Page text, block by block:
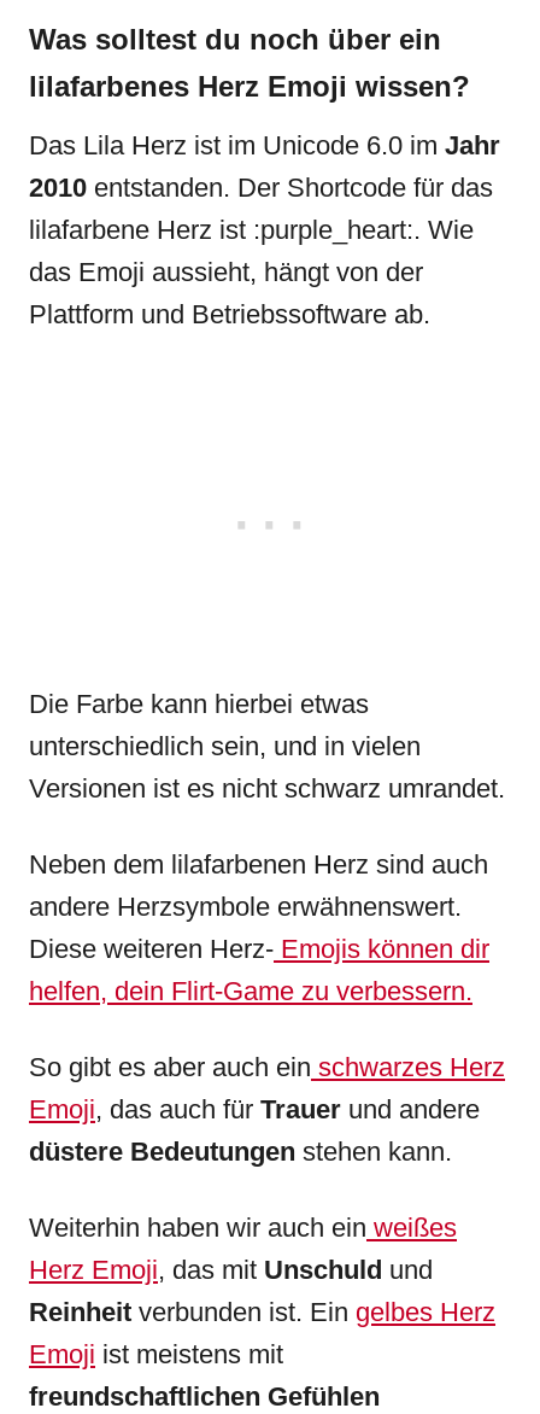
Was solltest du noch über ein
lilafarbenes Herz Emoji wissen?
Das Lila Herz ist im Unicode 6.0 im Jahr
2010 entstanden. Der Shortcode für das
lilafarbene Herz ist :purple_heart:. Wie
das Emoji aussieht, hängt von der
Plattform und Betriebssoftware ab.
Die Farbe kann hierbei etwas
unterschiedlich sein, und in vielen
Versionen ist es nicht schwarz umrandet.
Neben dem lilafarbenen Herz sind auch
andere Herzsymbole erwähnenswert.
Diese weiteren Herz- Emojis können dir
helfen, dein Flirt-Game zu verbessern.
So gibt es aber auch ein schwarzes Herz
Emoji, das auch für Trauer und andere
düstere Bedeutungen stehen kann.
Weiterhin haben wir auch ein weißes
Herz Emoji, das mit Unschuld und
Reinheit verbunden ist. Ein gelbes Herz
Emoji ist meistens mit
freundschaftlichen Gefühlen